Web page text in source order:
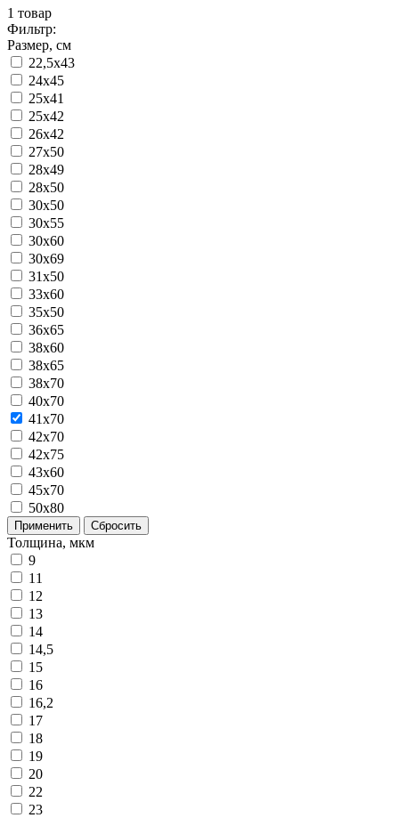
1 товар
Фильтр:
Размер, см
22,5x43
24x45
25x41
25x42
26x42
27x50
28x49
28x50
30x50
30x55
30x60
30x69
31x50
33x60
35x50
36x65
38x60
38x65
38x70
40x70
41x70
42x70
42x75
43x60
45x70
50x80
Применить Сбросить
Толщина, мкм
9
11
12
13
14
14,5
15
16
16,2
17
18
19
20
22
23